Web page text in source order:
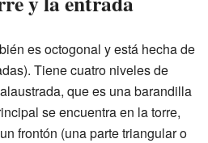
es octogonal y está hecha de
Tiene cuatro niveles de
que es una barandilla
se encuentra en la torre,
frontón (una parte triangular o